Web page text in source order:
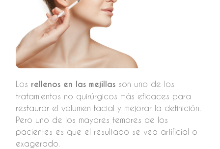
Los rellenos en las mejillas son uno de los
tratamientos no quirúrgicos más eficaces para
restaurar el volumen facial y mejorar la definición.
Pero uno de los mayores temores de los
pacientes es que el resultado se vea artificial o
exagerado.